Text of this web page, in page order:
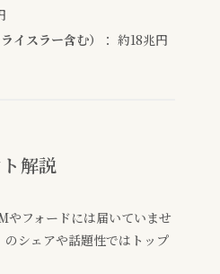
イスラー含む）
： 約18兆円
解説
やフォードには届いていませ
シェアや話題性ではトップ